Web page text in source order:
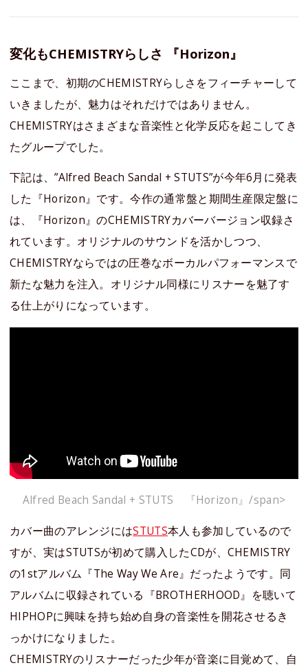
変化もCHEMISTRYらしさ 『Horizon』
ここまで、初期のCHEMISTRYらしさをフィーチャーして
いきましたが、魅力はそれだけではありません。
CHEMISTRYはさまざまな音楽性と化学反応を起こしてき
たグループでした。
下記は、”Alfred Beach Sandal + STUTS”が今年6月に発表
した『Horizon』です。今作の通常盤と期間生産限定盤に
は、『Horizon』のCHEMISTRYカバーバージョン収録さ
れています。オリジナルのサウンドを活かしつつ、
CHEMISTRYならではの圧巻なボーカルパフォーマンスで
新たな魅力を注入。オリジナル同様にリスナーを魅了す
る仕上がりになっています。
Alfred Beach Sandal + STUTS 『Horizon』/span>
カバー曲のアレンジにはSTUTS本人も参加しているので
すが、実はSTUTSが初めて購入したCDが、CHEMISTRY
の1stアルバム『The Way We Are』だったようです。同
アルバムに収録されている『BROTHERHOOD』を聴いて
HIPHOPに興味を持ち始め自身の音楽性を開花させるき
っかけになりました。
CHEMISTRYのリスナーだった少年が音楽に目覚めて、自